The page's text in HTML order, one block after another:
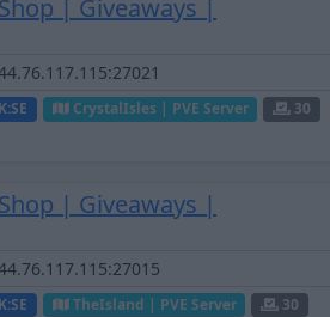
| Giveaways |
CrystalIsles | PVE Server
30
| Giveaways |
TheIsland | PVE Server
30